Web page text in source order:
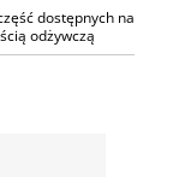
dostępnych na
odżywczą